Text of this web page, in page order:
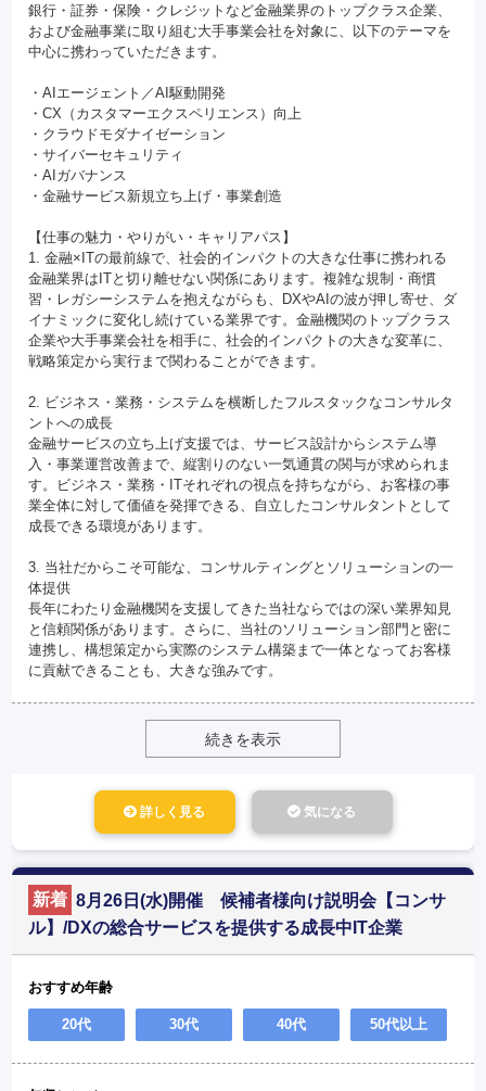
銀行・証券・保険・クレジットなど金融業界のトップクラス企業、
および金融事業に取り組む大手事業会社を対象に、以下のテーマを
中心に携わっていただきます。
・AIエージェント／AI駆動開発
・CX（カスタマーエクスペリエンス）向上
・クラウドモダナイゼーション
・サイバーセキュリティ
・AIガバナンス
・金融サービス新規立ち上げ・事業創造
【仕事の魅力・やりがい・キャリアパス】
1. 金融×ITの最前線で、社会的インパクトの大きな仕事に携われる
金融業界はITと切り離せない関係にあります。複雑な規制・商慣
習・レガシーシステムを抱えながらも、DXやAIの波が押し寄せ、ダ
イナミックに変化し続けている業界です。金融機関のトップクラス
企業や大手事業会社を相手に、社会的インパクトの大きな変革に、
戦略策定から実行まで関わることができます。
2. ビジネス・業務・システムを横断したフルスタックなコンサルタ
ントへの成長
金融サービスの立ち上げ支援では、サービス設計からシステム導
入・事業運営改善まで、縦割りのない一気通貫の関与が求められま
す。ビジネス・業務・ITそれぞれの視点を持ちながら、お客様の事
業全体に対して価値を発揮できる、自立したコンサルタントとして
成長できる環境があります。
3. 当社だからこそ可能な、コンサルティングとソリューションの一
体提供
長年にわたり金融機関を支援してきた当社ならではの深い業界知見
と信頼関係があります。さらに、当社のソリューション部門と密に
連携し、構想策定から実際のシステム構築まで一体となってお客様
に貢献できることも、大きな強みです。
続きを表示
詳しく見る 気になる
新着 8月26日(水)開催 候補者様向け説明会【コンサ
ル】/DXの総合サービスを提供する成長中IT企業
おすすめ年齢
20代 30代 40代 50代以上